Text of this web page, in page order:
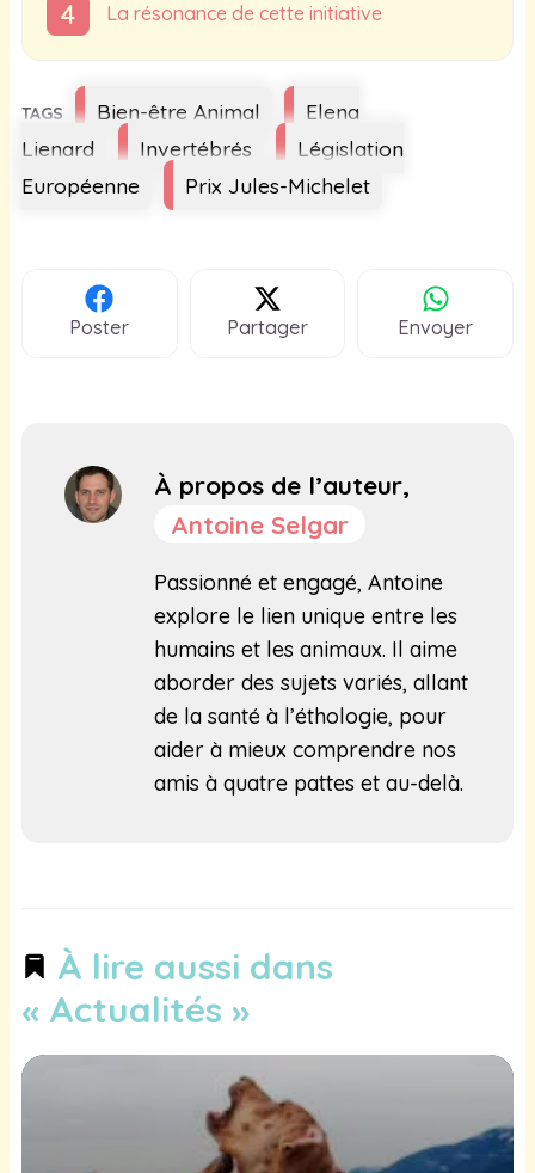
La résonance de cette initiative
Étiquettes
Bien-être Animal
Elena
Lienard
Invertébrés
Législation
Européenne
Prix Jules-Michelet
Poster Partager Envoyer
À propos de l’auteur,
Antoine Selgar
Passionné et engagé, Antoine
explore le lien unique entre les
humains et les animaux. Il aime
aborder des sujets variés, allant
de la santé à l’éthologie, pour
aider à mieux comprendre nos
amis à quatre pattes et au-delà.
À lire aussi dans
« Actualités »